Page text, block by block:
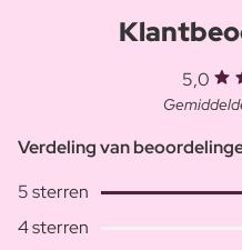
5,0
Verdeling van
5 sterren
4 sterren